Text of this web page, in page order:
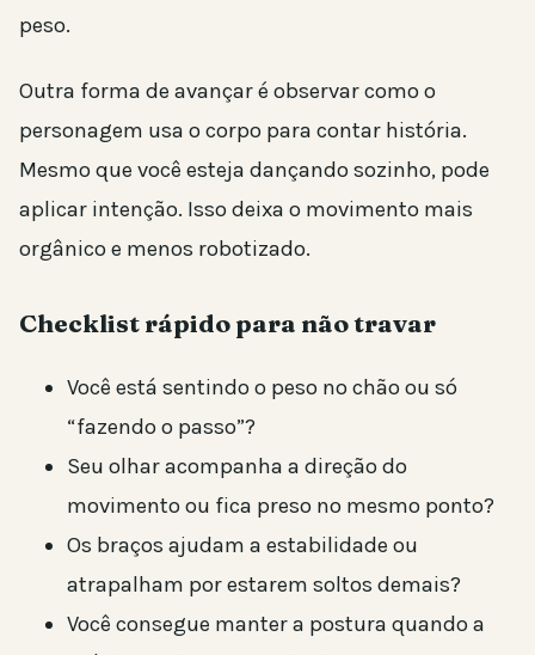
peso.
Outra forma de avançar é observar como o
personagem usa o corpo para contar história.
Mesmo que você esteja dançando sozinho, pode
aplicar intenção. Isso deixa o movimento mais
orgânico e menos robotizado.
Checklist rápido para não travar
Você está sentindo o peso no chão ou só
“fazendo o passo”?
Seu olhar acompanha a direção do
movimento ou fica preso no mesmo ponto?
Os braços ajudam a estabilidade ou
atrapalham por estarem soltos demais?
Você consegue manter a postura quando a